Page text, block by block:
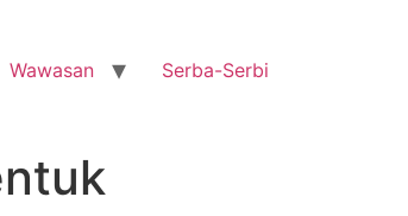
Wawasan Serba-Serbi